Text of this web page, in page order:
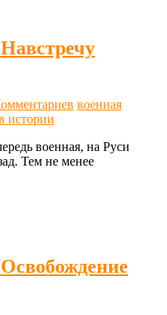
военная
истории
военная, на Руси
Тем не менее